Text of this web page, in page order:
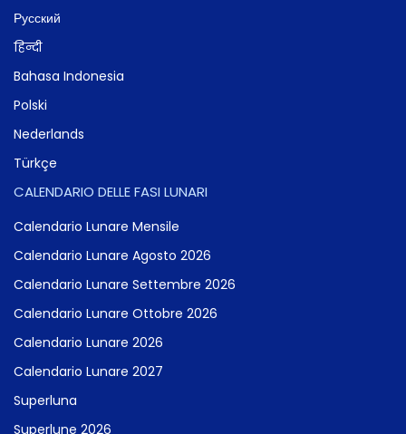
Русский
हिन्दी
Bahasa Indonesia
Polski
Nederlands
Türkçe
CALENDARIO DELLE FASI LUNARI
Calendario Lunare Mensile
Calendario Lunare Agosto 2026
Calendario Lunare Settembre 2026
Calendario Lunare Ottobre 2026
Calendario Lunare 2026
Calendario Lunare 2027
Superluna
Superlune 2026